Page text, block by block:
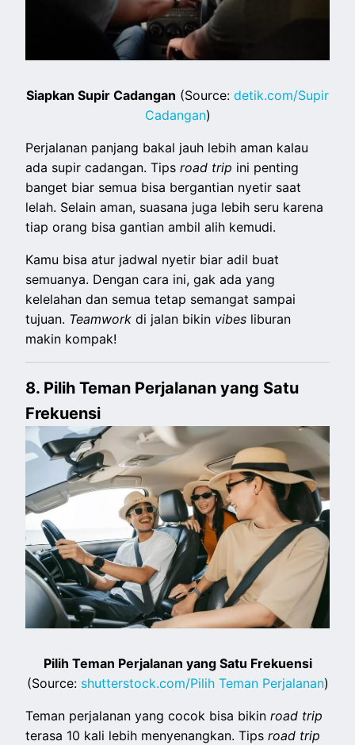
Siapkan Supir Cadangan (Source: detik.com/Supir
Cadangan)
Perjalanan panjang bakal jauh lebih aman kalau
ada supir cadangan. Tipsroad trip ini penting
banget biar semua bisa bergantian nyetir saat
lelah. Selain aman, suasana juga lebih seru karena
tiap orang bisa gantian ambil alih kemudi.
Kamu bisa atur jadwal nyetir biar adil buat
semuanya. Dengan cara ini, gak ada yang
kelelahan dan semua tetap semangat sampai
tujuan. Teamworkdi jalan bikin vibes liburan
makin kompak!
8. Pilih Teman Perjalanan yang Satu
Frekuensi
Pilih Teman Perjalanan yang Satu Frekuensi
(Source: shutterstock.com/Pilih Teman Perjalanan)
Teman perjalanan yang cocok bisa bikinroad trip
terasa 10 kali lebih menyenangkan. Tipsroad trip